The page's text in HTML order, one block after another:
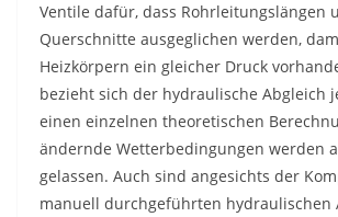
Ventile dafür, dass Rohrleitungslängen
Querschnitte ausgeglichen werden,
Heizkörpern ein gleicher Druck
bezieht sich der hydraulische Abgleich
einen einzelnen theoretischen
ändernde Wetterbedingungen werden
gelassen. Auch sind angesichts der
manuell durchgeführten hydraulischen